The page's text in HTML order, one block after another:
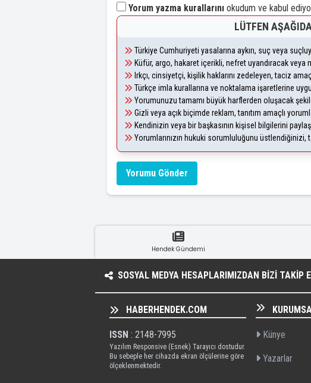
Yorum yazma kurallarını okudum ve kabul
LÜTFEN
Türkiye Cumhuriyeti yasalarına aykırı, suç veya
Küfür, argo, hakaret içerikli, nefret uyandıracak veya
Irkçı, cinsiyetçi, kişilik haklarını zedeleyen, taciz
Türkçe imla kurallarına ve noktalama işaretlerine
Yorumunuzu tamamı büyük harflerden oluşacak
Gizli veya açık biçimde reklam, tanıtım amaçlı
Kendinizin veya bir başkasının kişisel bilgilerini
Yorumlarınızın hukuki sorumluluğunu üstlendiğinizi,
Yorumu Gönder
Hendek Gündemi
SOSYAL MEDYA HESAPLARIMIZDAN BIZI TAKIP
HABERHENDEK.COM
ISSN : 2148-7995
Yazılım Responsive (Esnek) Tarayıcı dostudur.
Bu sebeple her cihazda ekran ölçülerine göre
ölçeklenmektedir.
Künye
Yazarlar